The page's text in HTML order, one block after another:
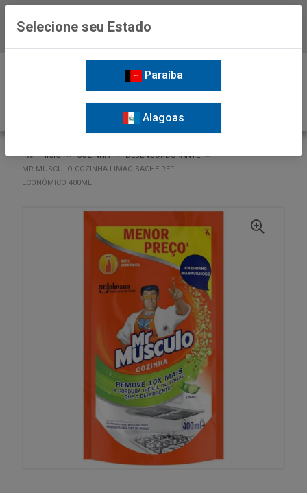
INÍCIO COZINHA
DESENGORDURANTE
MR MÚSCULO COZINHA LIMAO SACHE REFIL
ECONÔMICO 400ML
Selecione seu Estado
Paraíba
Alagoas